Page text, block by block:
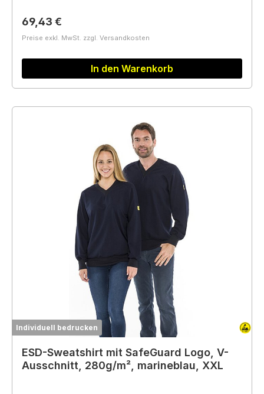
Regulärer Preis:
69,43 €
Preise exkl. MwSt. zzgl. Versandkosten
In den Warenkorb
Individuell bedrucken
ESD-Sweatshirt mit SafeGuard Logo, V-
Ausschnitt, 280g/m², marineblau, XXL